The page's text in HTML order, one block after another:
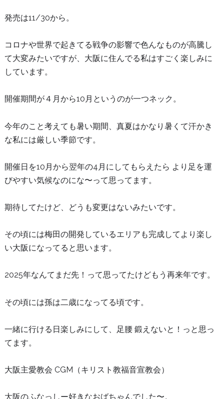
発売は11/30から。
コロナや世界で起きてる戦争の影響で色んなものが高騰し
て大変みたいですが、大阪に住んでる私はすごく楽しみに
しています。
開催期間が４月から10月というのが一つネック。
今年のこと考えても暑い期間、真夏はかなり暑くて汗かき
な私には厳しい季節です。
開催日を10月から翌年の4月にしてもらえたら より足を運
びやすい気候なのにな〜って思ってます。
期待してたけど、どうも変更はないみたいです。
その頃には梅田の開発しているエリアも完成してより楽し
い大阪になってると思います。
2025年なんてまだ先！って思ってたけどもう再来年です。
その頃には孫は二歳になってる頃です。
一緒に行ける日楽しみにして、足腰 鍛えないと！っと思っ
てます。
大阪主愛教会 CGM（キリスト教福音宣教会）
大阪のふなっしー好きなおばちゃんでした〜。